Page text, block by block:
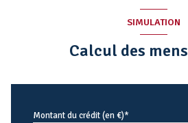
SIMULATION
Calcul des
Montant du crédit (en €)*